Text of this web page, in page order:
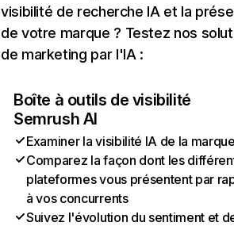
visibilité de recherche IA et la
de votre marque ? Testez nos
de marketing par l'IA :
Boîte à outils de visibilité
Semrush AI
Examiner la visibilité IA de la
Comparez la façon dont les
plateformes vous présentent par
à vos concurrents
Suivez l'évolution du sentiment et